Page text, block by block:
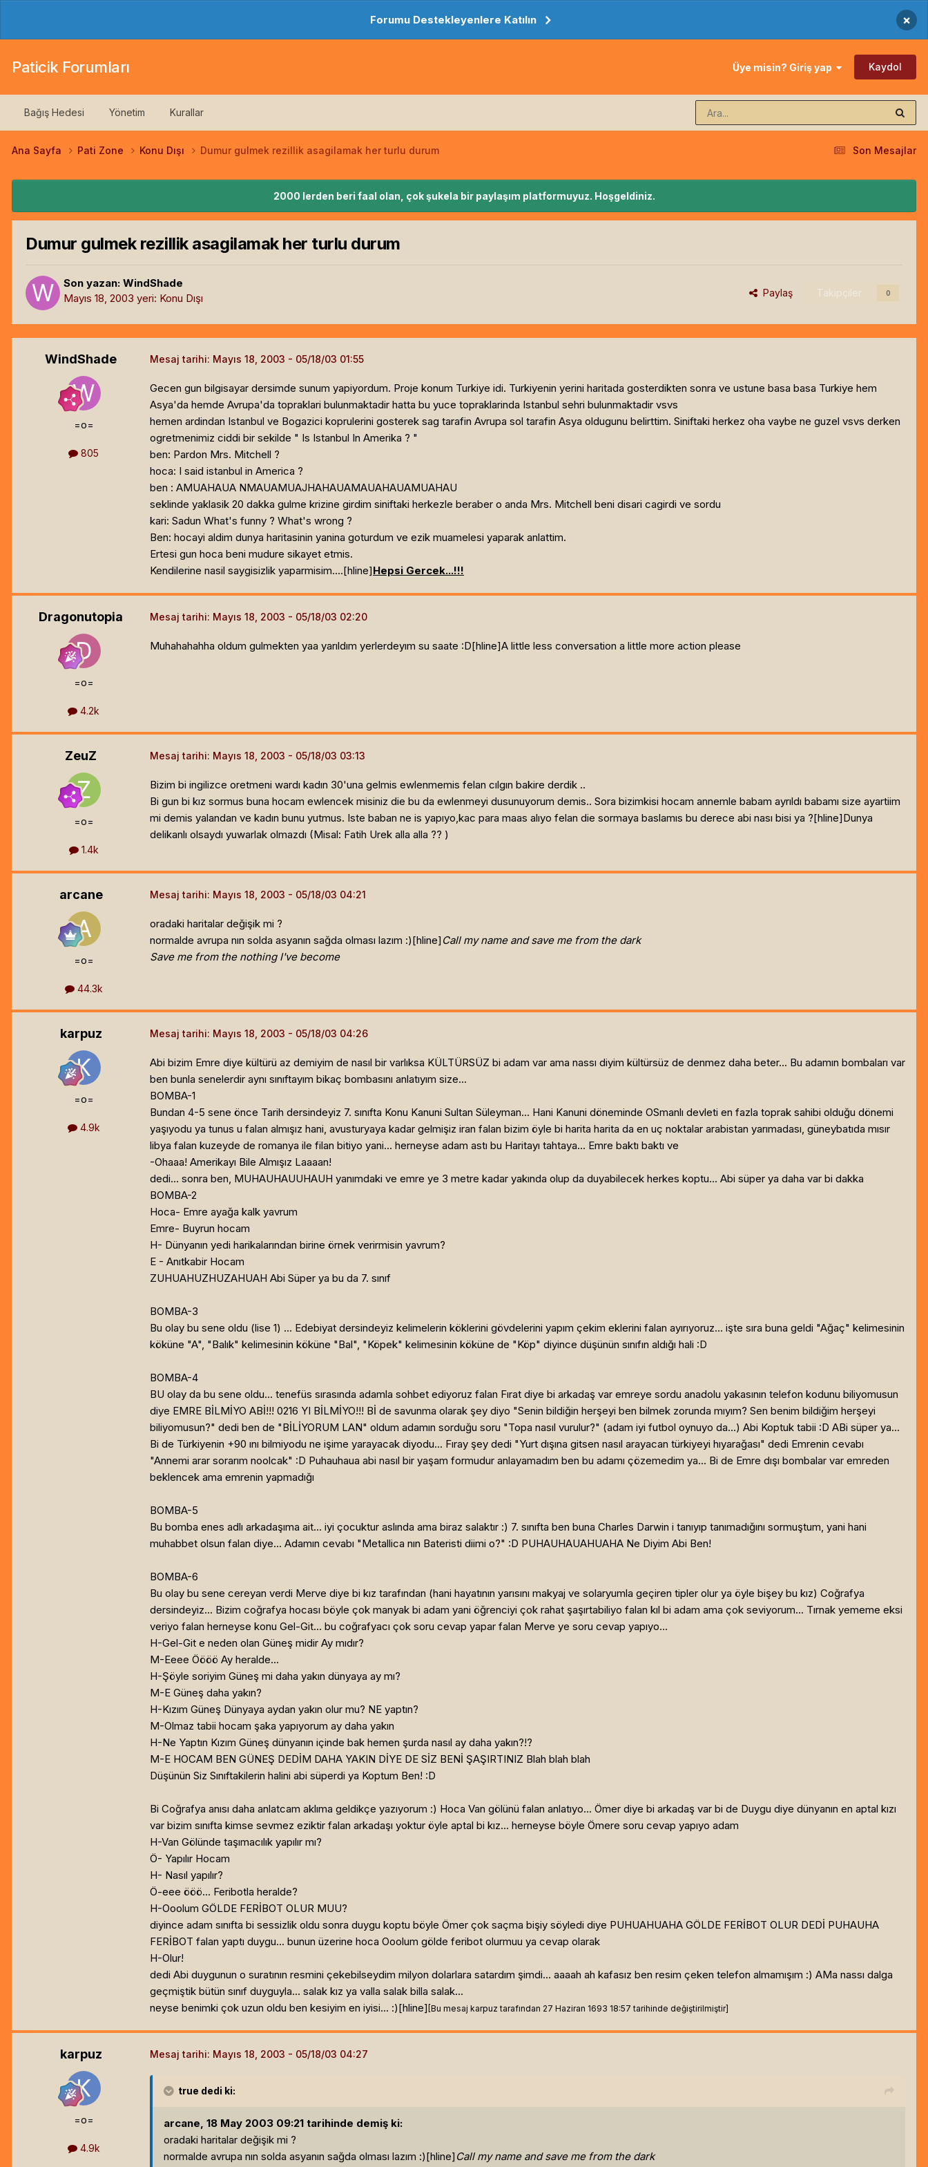
Forumu Destekleyenlere Katılın ×
Paticik Forumları Üye misin? Giriş yap Kaydol
Bağış Hedesi Yönetim Kurallar
Son Mesajlar
Ana Sayfa Pati Zone Konu Dışı Dumur gulmek rezillik asagilamak her turlu durum
2000 lerden beri faal olan, çok şukela bir paylaşım platformuyuz. Hoşgeldiniz.
Dumur gulmek rezillik asagilamak her turlu durum
Son yazan: WindShade
Mayıs 18, 2003 yeri: Konu Dışı Paylaş Takipçiler 0
WindShade
=o=
805
Mesaj tarihi: Mayıs 18, 2003
Gecen gun bilgisayar dersimde sunum yapiyordum. Proje konum Turkiye idi. Turkiyenin yerini haritada gosterdikten sonra ve ustune basa basa Turkiye hem
Asya'da hemde Avrupa'da topraklari bulunmaktadir hatta bu yuce topraklarinda Istanbul sehri bulunmaktadir vsvs
hemen ardindan Istanbul ve Bogazici koprulerini gosterek sag tarafin Avrupa sol tarafin Asya oldugunu belirttim. Siniftaki herkez oha vaybe ne guzel vsvs derken
ogretmenimiz ciddi bir sekilde " Is Istanbul In Amerika ? "
ben: Pardon Mrs. Mitchell ?
hoca: I said istanbul in America ?
ben : AMUAHAUA NMAUAMUAJHAHAUAMAUAHAUAMUAHAU
seklinde yaklasik 20 dakka gulme krizine girdim siniftaki herkezle beraber o anda Mrs. Mitchell beni disari cagirdi ve sordu
kari: Sadun What's funny ? What's wrong ?
Ben: hocayi aldim dunya haritasinin yanina goturdum ve ezik muamelesi yaparak anlattim.
Ertesi gun hoca beni mudure sikayet etmis.
Kendilerine nasil saygisizlik yaparmisim....[hline]Hepsi Gercek...!!!
Dragonutopia
=o=
4.2k
Mesaj tarihi: Mayıs 18, 2003
Muhahahahha oldum gulmekten yaa yarıldım yerlerdeyım su saate :D[hline]A little less conversation a little more action please
ZeuZ
=o=
1.4k
Mesaj tarihi: Mayıs 18, 2003
Bizim bi ingilizce oretmeni wardı kadın 30'una gelmis ewlenmemis felan cılgın bakire derdik ..
Bi gun bi kız sormus buna hocam ewlencek misiniz die bu da ewlenmeyi dusunuyorum demis.. Sora bizimkisi hocam annemle babam ayrıldı babamı size ayartiim
mi demis yalandan ve kadın bunu yutmus. Iste baban ne is yapıyo,kac para maas alıyo felan die sormaya baslamıs bu derece abi nası bisi ya ?[hline]Dunya
delikanlı olsaydı yuwarlak olmazdı (Misal: Fatih Urek alla alla ?? )
arcane
=o=
44.3k
Mesaj tarihi: Mayıs 18, 2003
oradaki haritalar değişik mi ?
normalde avrupa nın solda asyanın sağda olması lazım :)[hline] Call my name and save me from the dark
Save me from the nothing I've become
karpuz
=o=
4.9k
Mesaj tarihi: Mayıs 18, 2003
Abi bizim Emre diye kültürü az demiyim de nasıl bir varlıksa KÜLTÜRSÜZ bi adam var ama nassı diyim kültürsüz de denmez daha beter... Bu adamın bombaları var
ben bunla senelerdir aynı sınıftayım bikaç bombasını anlatıyım size...
BOMBA-1
Bundan 4-5 sene önce Tarih dersindeyiz 7. sınıfta Konu Kanuni Sultan Süleyman... Hani Kanuni döneminde OSmanlı devleti en fazla toprak sahibi olduğu dönemi
yaşıyodu ya tunus u falan almışız hani, avusturyaya kadar gelmişiz iran falan bizim öyle bi harita harita da en uç noktalar arabistan yarımadası, güneybatıda mısır
libya falan kuzeyde de romanya ile filan bitiyo yani... herneyse adam astı bu Haritayı tahtaya... Emre baktı baktı ve
-Ohaaa! Amerikayı Bile Almışız Laaaan!
dedi... sonra ben, MUHAUHAUUHAUH yanımdaki ve emre ye 3 metre kadar yakında olup da duyabilecek herkes koptu... Abi süper ya daha var bi dakka
BOMBA-2
Hoca- Emre ayağa kalk yavrum
Emre- Buyrun hocam
H- Dünyanın yedi harikalarından birine örnek verirmisin yavrum?
E - Anıtkabir Hocam
ZUHUAHUZHUZAHUAH Abi Süper ya bu da 7. sınıf
BOMBA-3
Bu olay bu sene oldu (lise 1) ... Edebiyat dersindeyiz kelimelerin köklerini gövdelerini yapım çekim eklerini falan ayırıyoruz... işte sıra buna geldi "Ağaç" kelimesinin
köküne "A", "Balık" kelimesinin köküne "Bal", "Köpek" kelimesinin köküne de "Köp" diyince düşünün sınıfın aldığı hali :D
BOMBA-4
BU olay da bu sene oldu... tenefüs sırasında adamla sohbet ediyoruz falan Fırat diye bi arkadaş var emreye sordu anadolu yakasının telefon kodunu biliyomusun
diye EMRE BİLMİYO ABİ!!! 0216 YI BİLMİYO!!! Bİ de savunma olarak şey diyo "Senin bildiğin herşeyi ben bilmek zorunda mıyım? Sen benim bildiğim herşeyi
biliyomusun?" dedi ben de "BİLİYORUM LAN" oldum adamın sorduğu soru "Topa nasıl vurulur?" (adam iyi futbol oynuyo da...) Abi Koptuk tabii :D ABi süper ya...
Bi de Türkiyenin +90 ını bilmiyodu ne işime yarayacak diyodu... Fıray şey dedi "Yurt dışına gitsen nasıl arayacan türkiyeyi hıyarağası" dedi Emrenin cevabı
"Annemi arar sorarım noolcak" :D Puhauhaua abi nasıl bir yaşam formudur anlayamadım ben bu adamı çözemedim ya... Bi de Emre dışı bombalar var emreden
beklencek ama emrenin yapmadığı
BOMBA-5
Bu bomba enes adlı arkadaşıma ait... iyi çocuktur aslında ama biraz salaktır :) 7. sınıfta ben buna Charles Darwin i tanıyıp tanımadığını sormuştum, yani hani
muhabbet olsun falan diye... Adamın cevabı "Metallica nın Bateristi diimi o?" :D PUHAUHAUAHUAHA Ne Diyim Abi Ben!
BOMBA-6
Bu olay bu sene cereyan verdi Merve diye bi kız tarafından (hani hayatının yarısını makyaj ve solaryumla geçiren tipler olur ya öyle bişey bu kız) Coğrafya
dersindeyiz... Bizim coğrafya hocası böyle çok manyak bi adam yani öğrenciyi çok rahat şaşırtabiliyo falan kıl bi adam ama çok seviyorum... Tırnak yememe eksi
veriyo falan herneyse konu Gel-Git... bu coğrafyacı çok soru cevap yapar falan Merve ye soru cevap yapıyo...
H-Gel-Git e neden olan Güneş midir Ay mıdır?
M-Eeee Öööö Ay heralde...
H-Şöyle soriyim Güneş mi daha yakın dünyaya ay mı?
M-E Güneş daha yakın?
H-Kızım Güneş Dünyaya aydan yakın olur mu? NE yaptın?
M-Olmaz tabii hocam şaka yapıyorum ay daha yakın
H-Ne Yaptın Kızım Güneş dünyanın içinde bak hemen şurda nasıl ay daha yakın?!?
M-E HOCAM BEN GÜNEŞ DEDİM DAHA YAKIN DİYE DE SİZ BENİ ŞAŞIRTINIZ Blah blah blah
Düşünün Siz Sınıftakilerin halini abi süperdi ya Koptum Ben! :D
Bi Coğrafya anısı daha anlatcam aklıma geldikçe yazıyorum :) Hoca Van gölünü falan anlatıyo... Ömer diye bi arkadaş var bi de Duygu diye dünyanın en aptal kızı
var bizim sınıfta kimse sevmez eziktir falan arkadaşı yoktur öyle aptal bi kız... herneyse böyle Ömere soru cevap yapıyo adam
H-Van Gölünde taşımacılık yapılır mı?
Ö- Yapılır Hocam
H- Nasıl yapılır?
Ö-eee ööö... Feribotla heralde?
H-Ooolum GÖLDE FERİBOT OLUR MUU?
diyince adam sınıfta bi sessizlik oldu sonra duygu koptu böyle Ömer çok saçma bişiy söyledi diye PUHUAHUAHA GÖLDE FERİBOT OLUR DEDİ PUHAUHA
FERİBOT falan yaptı duygu... bunun üzerine hoca Ooolum gölde feribot olurmuu ya cevap olarak
H-Olur!
dedi Abi duygunun o suratının resmini çekebilseydim milyon dolarlara satardım şimdi... aaaah ah kafasız ben resim çeken telefon almamışım :) AMa nassı dalga
geçmiştik bütün sınıf duyguyla... salak kız ya valla salak billa salak...
neyse benimki çok uzun oldu ben kesiyim en iyisi... :)[hline] [Bu mesaj karpuz tarafından 27 Haziran 1693 18:57 tarihinde değiştirilmiştir]
karpuz
=o=
4.9k
Mesaj tarihi: Mayıs 18, 2003
true dedi ki:
arcane, 18 May 2003 09:21 tarihinde demiş ki:
oradaki haritalar değişik mi ?
normalde avrupa nın solda asyanın sağda olması lazım :)[hline] Call my name and save me from the dark